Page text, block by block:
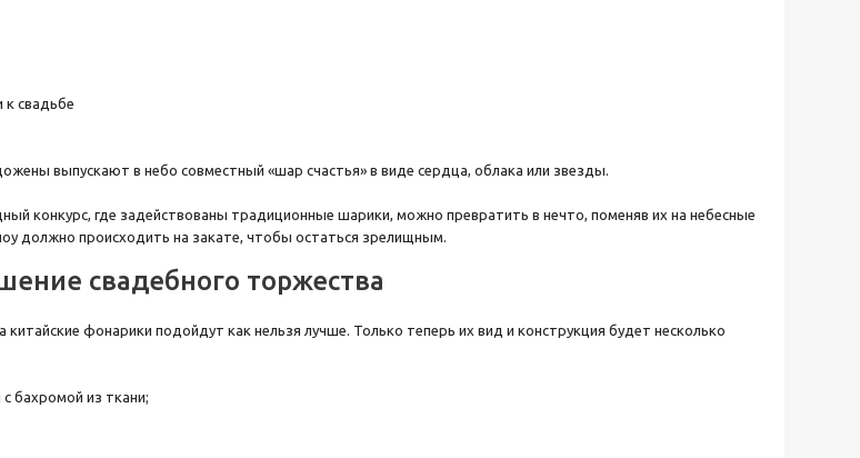
выпускают в небо совместный «шар счастья» в виде сердца, облака или звезды.
конкурс, где задействованы традиционные шарики, можно превратить в нечто, поменяв их на небесные
должно происходить на закате, чтобы остаться зрелищным.
свадебного торжества
фонарики подойдут как нельзя лучше. Только теперь их вид и конструкция будет несколько
бахромой из ткани;